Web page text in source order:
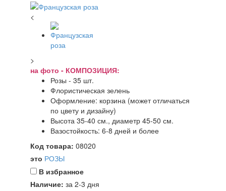
<
>
на фото - КОМПОЗИЦИЯ:
Розы - 35 шт.
Флористическая зелень
Оформление: корзина (может отличаться
по цвету и дизайну)
Высота 35-40 см., диаметр 45-50 см.
Вазостойкость: 6-8 дней и более
Код товара: 08020
это РОЗЫ
В избранное
Наличие: за 2-3 дня